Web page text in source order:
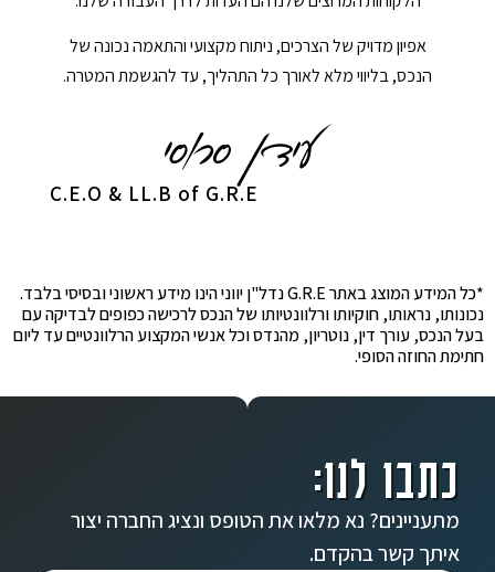
אפיון מדויק של הצרכים, ניתוח מקצועי והתאמה נכונה של
הנכס, בליווי מלא לאורך כל התהליך, עד להגשמת המטרה.
C.E.O & LL.B of G.R.E
*כל המידע המוצג באתר G.R.E נדל"ן יווני הינו מידע ראשוני ובסיסי בלבד.
נכונותו, נראותו, חוקיותו ורלוונטיותו של הנכס לרכישה כפופים לבדיקה עם
בעל הנכס, עורך דין, נוטריון, מהנדס וכל אנשי המקצוע הרלוונטיים עד ליום
חתימת החוזה הסופי.
כתבו לנו:
מתעניינים? נא מלאו את הטופס ונציג החברה יצור
איתך קשר בהקדם.